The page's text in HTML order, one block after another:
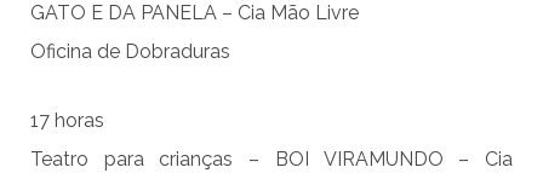
GATO E DA PANELA – Cia Mão Livre
Oficina de Dobraduras
17 horas
Teatro para crianças – BOI VIRAMUNDO – Cia